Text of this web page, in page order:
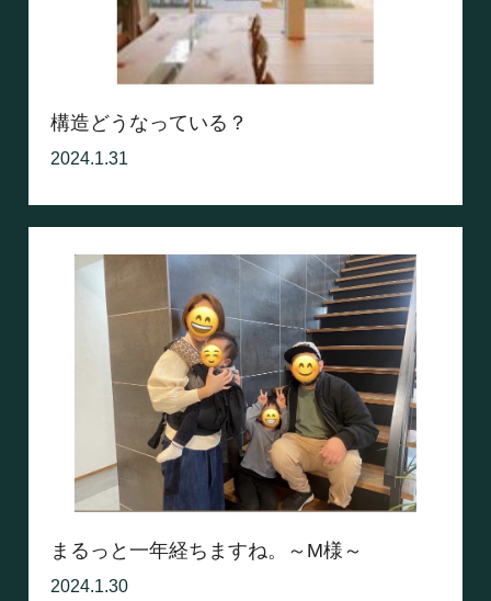
構造どうなっている？
2024.1.31
まるっと一年経ちますね。～M様～
2024.1.30